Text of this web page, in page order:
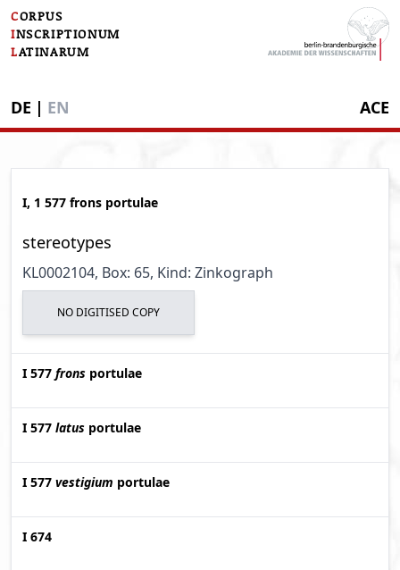
CORPUS
INSCRIPTIONUM
LATINARUM
DE | EN ACE
I, 1 577 frons portulae
stereotypes
KL0002104, Box: 65, Kind: Zinkograph
NO DIGITISED COPY
I 577 frons portulae
I 577 latus portulae
I 577 vestigium portulae
I 674